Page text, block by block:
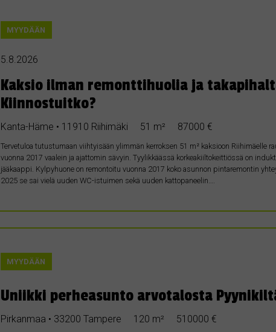
MYYDÄÄN
5.8.2026
Kaksio ilman remonttihuolia ja
Kiinnostuitko?
Kanta-Häme • 11910 Riihimäki 51 m² 87000 €
Tervetuloa tutustumaan viihtyisään ylimmän kerroksen 51 m² kaksioon Riihimäelle
vuonna 2017 vaalein ja ajattomin sävyin. Tyylikkäässä korkeakiiltokeittiössä on
jääkaappi. Kylpyhuone on remontoitu vuonna 2017 koko asunnon pintaremontin
2025 se sai vielä uuden WC-istuimen sekä uuden kattopaneelin….
MYYDÄÄN
Uniikki perheasunto arvotalosta
Pirkanmaa • 33200 Tampere 120 m² 510000 €